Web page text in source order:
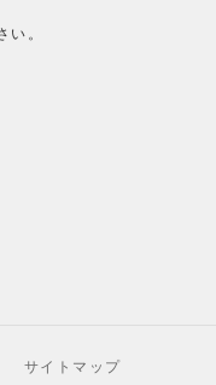
い。
サイトマップ